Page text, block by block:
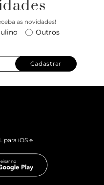
as novidades!
Outros
Cadastrar
para iOS e